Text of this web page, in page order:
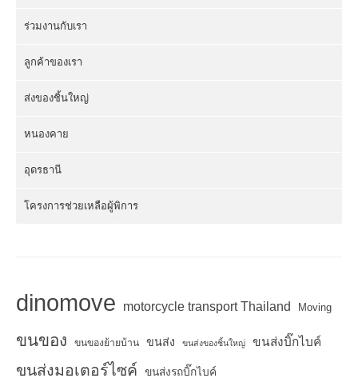
ร่วมงานกับเรา
ลูกค้าของเรา
ส่งของชิ้นใหญ่
หนองคาย
อุดรธานี
โครงการช่วยเหลือผู้พิการ
dinomove motorcycle transport Thailand Moving
ขนของ ขนของย้ายบ้าน ขนส่ง ขนส่งของชิ้นใหญ่ ขนส่งบิ๊กไบค์
ขนส่งมอเตอร์ไซค์ ขนส่งรถบิ๊กไบค์